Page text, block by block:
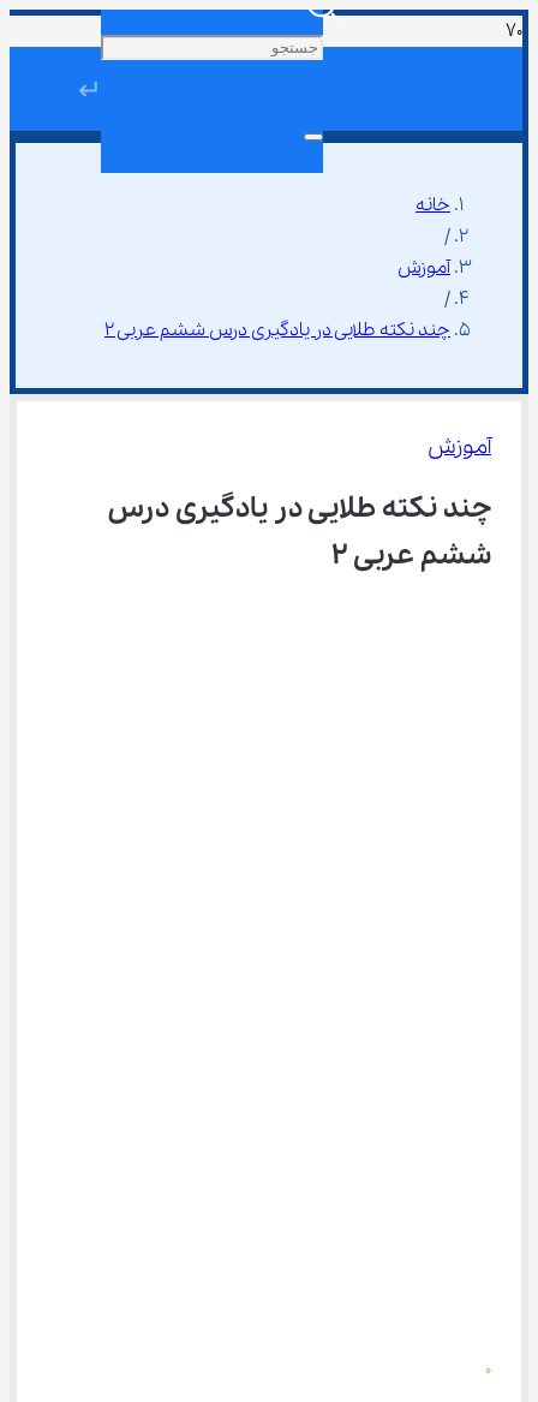
↵
خانه
/
آموزش
/
چند نکته طلایی در یادگیری درس ششم عربی ۲
آموزش
چند نکته طلایی در یادگیری درس
ششم عربی ۲
0